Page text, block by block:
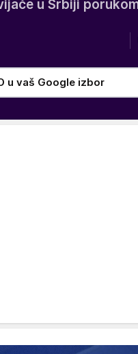
u Srbiji
u vaš Google izbor